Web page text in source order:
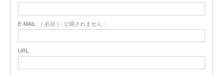
E-MAIL ( 必須 ) - 公開されません -
URL